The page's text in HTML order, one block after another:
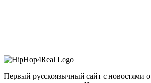
Первый русскоязычный сайт с новостями